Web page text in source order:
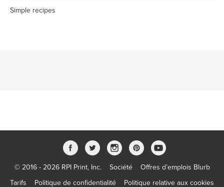
Simple recipes
© 2016 - 2026 RPI Print, Inc. Société
Offres d’emplois Blurb
Tarifs
Politique de confidentialité Politique relative aux cookies